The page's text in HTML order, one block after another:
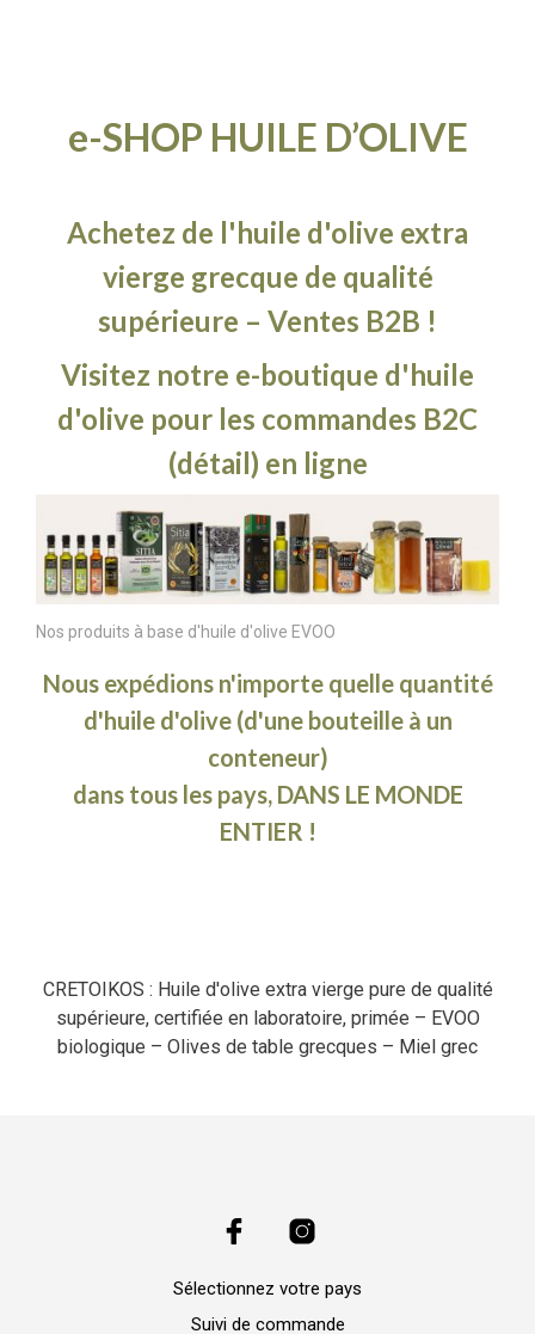
e-SHOP HUILE D’OLIVE
Achetez de l'huile d'olive extra
vierge grecque de qualité
supérieure – Ventes B2B !
Visitez notre e-boutique d'huile
d'olive pour les commandes B2C
(détail) en ligne
Nos produits à base d'huile d'olive EVOO
Nous expédions n'importe quelle quantité
d'huile d'olive (d'une bouteille à un
conteneur)
dans tous les pays, DANS LE MONDE
ENTIER !
CRETOIKOS : Huile d'olive extra vierge pure de qualité
supérieure, certifiée en laboratoire, primée – EVOO
biologique – Olives de table grecques – Miel grec
Sélectionnez votre pays
Suivi de commande